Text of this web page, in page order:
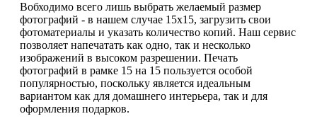
Вобходимо всего лишь выбрать желаемый размер
фотографий - в нашем случае 15х15, загрузить свои
фотоматериалы и указать количество копий. Наш сервис
позволяет напечатать как одно, так и несколько
изображений в высоком разрешении. Печать
фотографий в рамке 15 на 15 пользуется особой
популярностью, поскольку является идеальным
вариантом как для домашнего интерьера, так и для
оформления подарков.